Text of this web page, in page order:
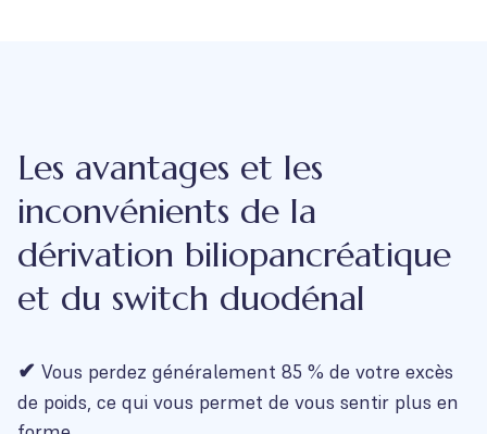
Les avantages et les
inconvénients de la
dérivation biliopancréatique
et du switch duodénal
✔ Vous perdez généralement 85 % de votre excès
de poids, ce qui vous permet de vous sentir plus en